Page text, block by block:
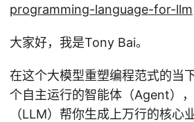
programming-language-for-llm
大家好，我是Tony Bai。
在这个大模型重塑编程范式的当
个自主运行的智能体（Agent）
（LLM）帮你生成上万行的核心